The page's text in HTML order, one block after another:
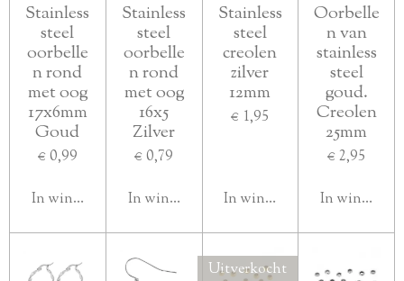
Stainless
steel
oorbelle
n rond
met oog
17x6mm
Goud
€ 0,99
In winkelwagen
Stainless
steel
oorbelle
n rond
met oog
16x5
Zilver
€ 0,79
In winkelwagen
Stainless
steel
creolen
zilver
12mm
€ 1,95
In winkelwagen
Oorbelle
n van
stainless
steel
goud.
Creolen
25mm
€ 2,95
In
Uitverkocht